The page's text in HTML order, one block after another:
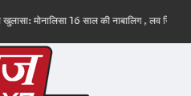
16 साल की नाबालिग , लव जिहाद के षडयंत्र